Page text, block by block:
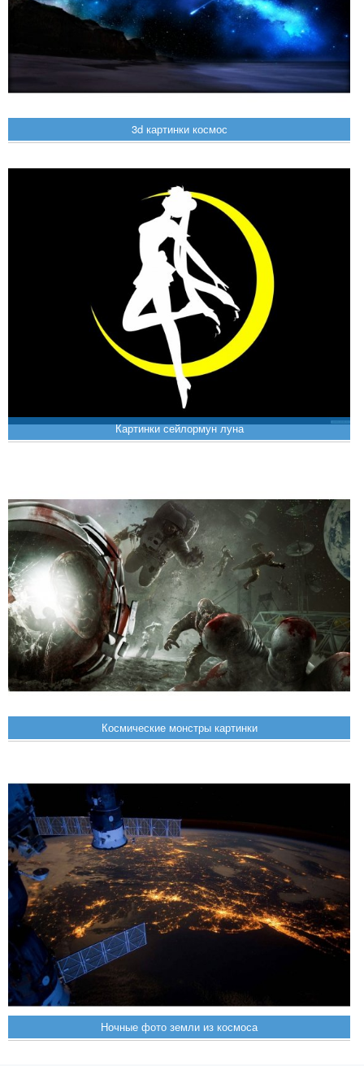
3d картинки космос
Картинки сейлормун луна
Космические монстры картинки
Ночные фото земли из космоса